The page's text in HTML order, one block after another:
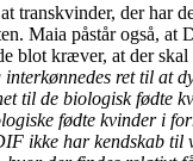
transkvinder, der har
Maia påstår også, at
kræver, at der
ret til at
til de biologisk
fødte kvinder i
ikke har kendskab til